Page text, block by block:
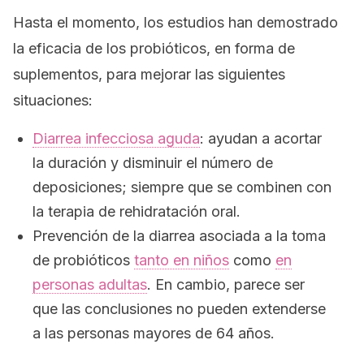
Hasta el momento, los estudios han demostrado
la eficacia de los probióticos, en forma de
suplementos, para mejorar las siguientes
situaciones:
Diarrea infecciosa aguda: ayudan a acortar
la duración y disminuir el número de
deposiciones; siempre que se combinen con
la terapia de rehidratación oral.
Prevención de la diarrea asociada a la toma
de probióticos tanto en niños como en
personas adultas. En cambio, parece ser
que las conclusiones no pueden extenderse
a las personas mayores de 64 años.